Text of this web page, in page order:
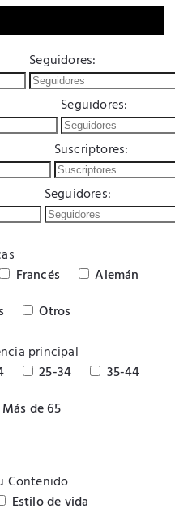
Seguidores:
Seguidores:
Suscriptores:
Seguidores:
Francés
Alemán
Otros
principal
25-34
35-44
Más de 65
Contenido
Estilo de vida